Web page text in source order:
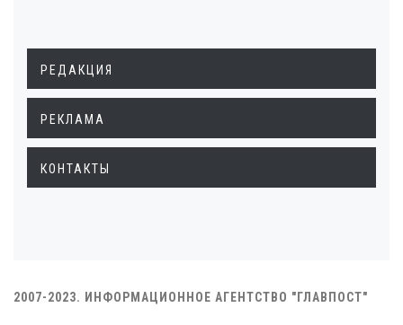
РЕДАКЦИЯ
РЕКЛАМА
КОНТАКТЫ
2007-2023. ИНФОРМАЦИОННОЕ АГЕНТСТВО "ГЛАВПОСТ"